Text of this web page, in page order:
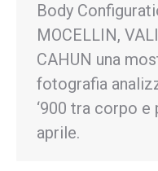
Body
MOCELLIN,
CAHUN una
fotografia
‘900 tra corpo
aprile.